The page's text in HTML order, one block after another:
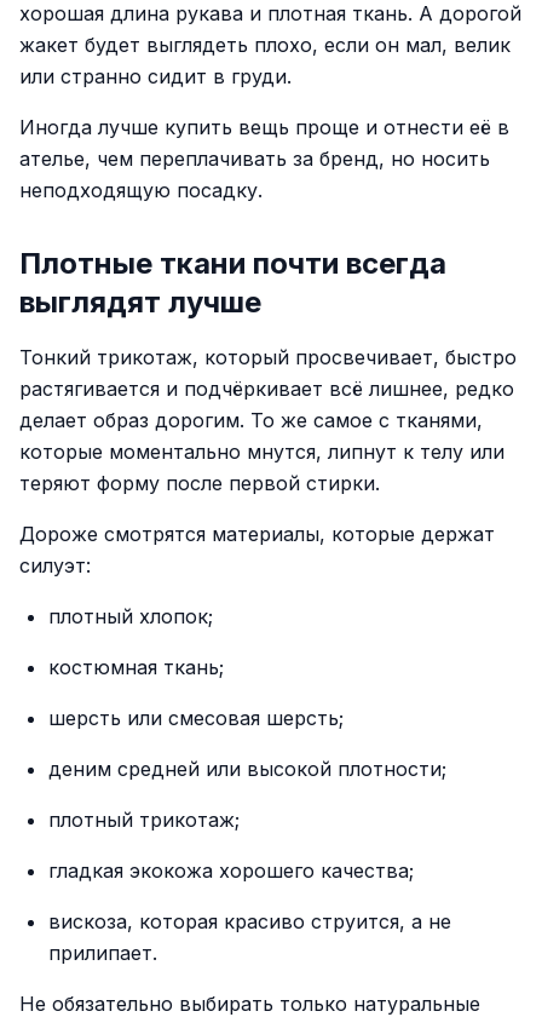
хорошая длина рукава и плотная ткань. А дорогой
жакет будет выглядеть плохо, если он мал, велик
или странно сидит в груди.
Иногда лучше купить вещь проще и отнести её в
ателье, чем переплачивать за бренд, но носить
неподходящую посадку.
Плотные ткани почти всегда
выглядят лучше
Тонкий трикотаж, который просвечивает, быстро
растягивается и подчёркивает всё лишнее, редко
делает образ дорогим. То же самое с тканями,
которые моментально мнутся, липнут к телу или
теряют форму после первой стирки.
Дороже смотрятся материалы, которые держат
силуэт:
плотный хлопок;
костюмная ткань;
шерсть или смесовая шерсть;
деним средней или высокой плотности;
плотный трикотаж;
гладкая экокожа хорошего качества;
вискоза, которая красиво струится, а не
прилипает.
Не обязательно выбирать только натуральные